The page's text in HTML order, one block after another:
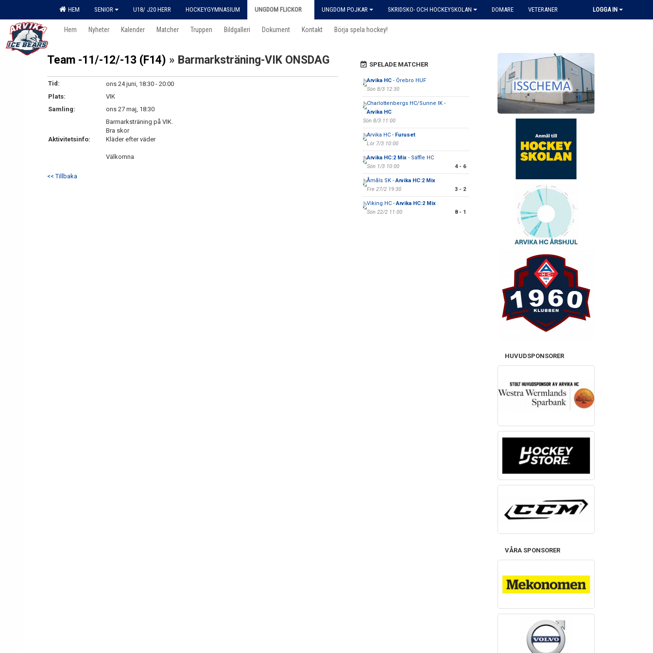
HEM SENIOR U18/ J20 HERR HOCKEYGYMNASIUM UNGDOM FLICKOR UNGDOM POJKAR SKRIDSKO- OCH HOCKEYSKOLAN DOMARE VETERANER LOGGA IN
Hem Nyheter Kalender Matcher Truppen Bildgalleri Dokument Kontakt Börja spela hockey!
Team -11/-12/-13 (F14) » Barmarksträning-VIK ONSDAG
Tid:
ons 24 juni, 18:30 - 20:00
Plats:
VIK
Samling:
ons 27 maj, 18:30
Aktivitetsinfo:
Barmarksträning på VIK.
Bra skor
Kläder efter väder
Välkomna
<< Tillbaka
SPELADE MATCHER
Arvika HC- Örebro HUF
Sön 8/3 12:30
Charlottenbergs HC/Sunne IK -
Arvika HC
Sön 8/3 11:00
Arvika HC - Furuset
Lör 7/3 10:00
Arvika HC:2 Mix- Säffle HC
Sön 1/3 10:00
4 - 6
Åmåls SK -Arvika HC:2 Mix
Fre 27/2 19:30
3 - 2
Viking HC -Arvika HC:2 Mix
Sön 22/2 11:00
8 - 1
HUVUDSPONSORER
VÅRA SPONSORER